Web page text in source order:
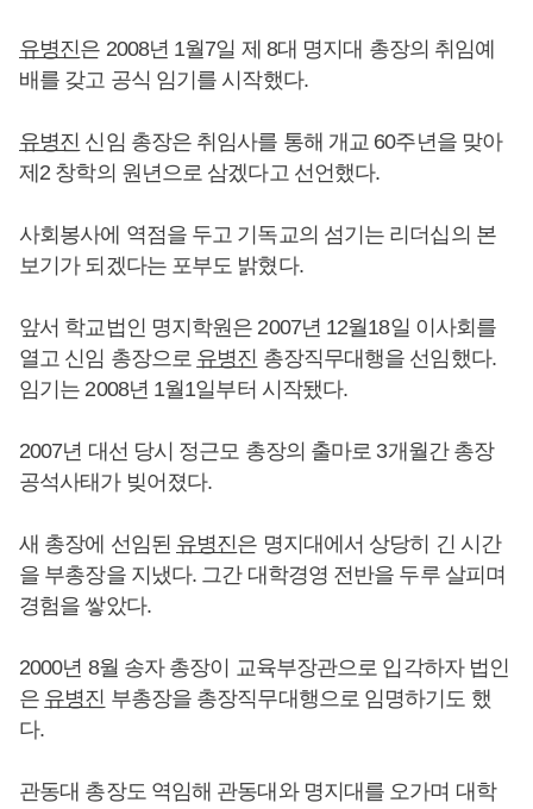
유병진은 2008년 1월7일 제 8대 명지대 총장의 취임예
배를 갖고 공식 임기를 시작했다.
유병진 신임 총장은 취임사를 통해 개교 60주년을 맞아
제2 창학의 원년으로 삼겠다고 선언했다.
사회봉사에 역점을 두고 기독교의 섬기는 리더십의 본
보기가 되겠다는 포부도 밝혔다.
앞서 학교법인 명지학원은 2007년 12월18일 이사회를
열고 신임 총장으로 유병진 총장직무대행을 선임했다.
임기는 2008년 1월1일부터 시작됐다.
2007년 대선 당시 정근모 총장의 출마로 3개월간 총장
공석사태가 빚어졌다.
새 총장에 선임된 유병진은 명지대에서 상당히 긴 시간
을 부총장을 지냈다. 그간 대학경영 전반을 두루 살피며
경험을 쌓았다.
2000년 8월 송자 총장이 교육부장관으로 입각하자 법인
은 유병진 부총장을 총장직무대행으로 임명하기도 했
다.
관동대 총장도 역임해 관동대와 명지대를 오가며 대학